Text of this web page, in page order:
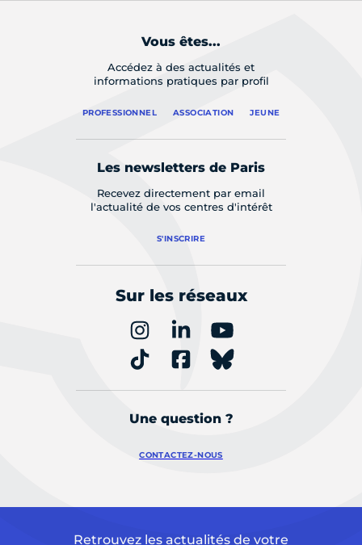
Vous êtes...
Accédez à des actualités et
informations pratiques par profil
PROFESSIONNEL ASSOCIATION JEUNE
Les newsletters de Paris
Recevez directement par email
l'actualité de vos centres d'intérêt
S'INSCRIRE
Sur les réseaux
Une question ?
CONTACTEZ-NOUS
Retrouvez les actualités de votre